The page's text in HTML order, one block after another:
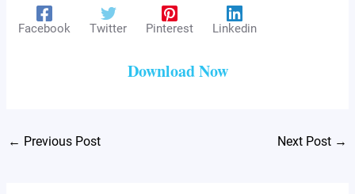
Facebook Twitter Pinterest Linkedin
Download Now
← Previous Post Next Post →